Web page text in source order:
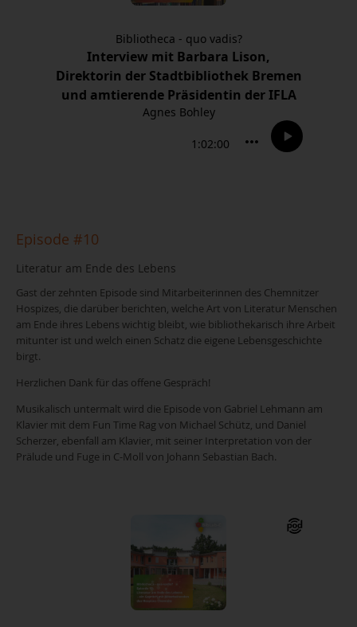
Episode #10
Literatur am Ende des Lebens
Gast der zehnten Episode sind Mitarbeiterinnen des Chemnitzer
Hospizes, die darüber berichten, welche Art von Literatur Menschen
am Ende ihres Lebens wichtig bleibt, wie bibliothekarisch ihre Arbeit
mitunter ist und welch einen Schatz die eigene Lebensgeschichte
birgt.
Herzlichen Dank für das offene Gespräch!
Musikalisch untermalt wird die Episode von Gabriel Lehmann am
Klavier mit dem Fun Time Rag von Michael Schütz, und Daniel
Scherzer, ebenfall am Klavier, mit seiner Interpretation von der
Prälude und Fuge in C-Moll von Johann Sebastian Bach.